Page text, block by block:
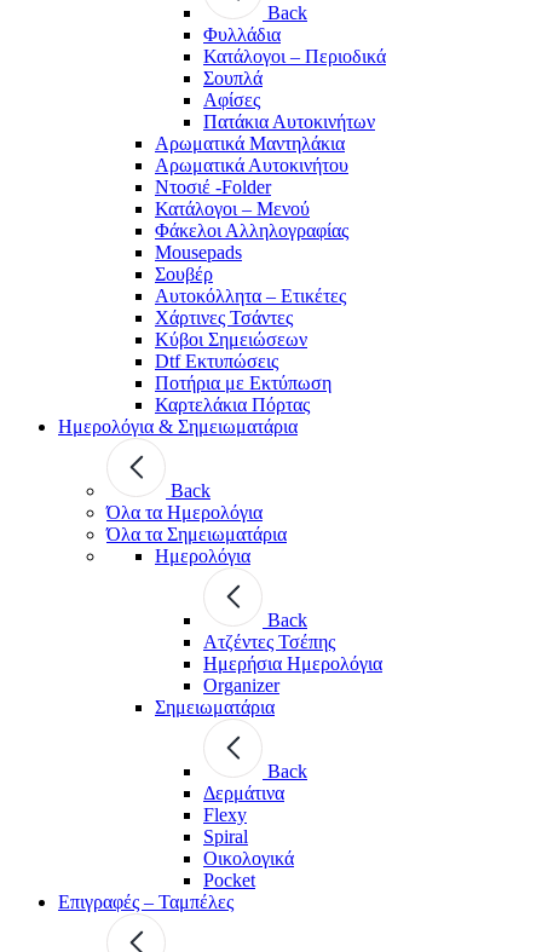
Back
Φυλλάδια
Κατάλογοι – Περιοδικά
Σουπλά
Αφίσες
Πατάκια Αυτοκινήτων
Αρωματικά Μαντηλάκια
Αρωματικά Αυτοκινήτου
Ντοσιέ -Folder
Κατάλογοι – Μενού
Φάκελοι Αλληλογραφίας
Mousepads
Σουβέρ
Αυτοκόλλητα – Ετικέτες
Χάρτινες Τσάντες
Κύβοι Σημειώσεων
Dtf Εκτυπώσεις
Ποτήρια με Εκτύπωση
Καρτελάκια Πόρτας
Ημερολόγια & Σημειωματάρια
Back
Όλα τα Ημερολόγια
Όλα τα Σημειωματάρια
Ημερολόγια
Back
Ατζέντες Τσέπης
Ημερήσια Ημερολόγια
Organizer
Σημειωματάρια
Back
Δερμάτινα
Flexy
Spiral
Οικολογικά
Pocket
Επιγραφές – Ταμπέλες